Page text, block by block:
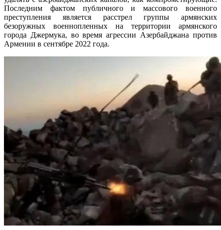
Последним фактом публичного и массового военного
преступления является расстрел группы армянских
безоружных военнопленных на территории армянского
города Джермука, во время агрессии Азербайджана против
Армении в сентябре 2022 года.